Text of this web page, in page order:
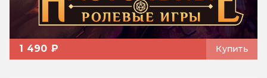
1 490 ₽ Купить